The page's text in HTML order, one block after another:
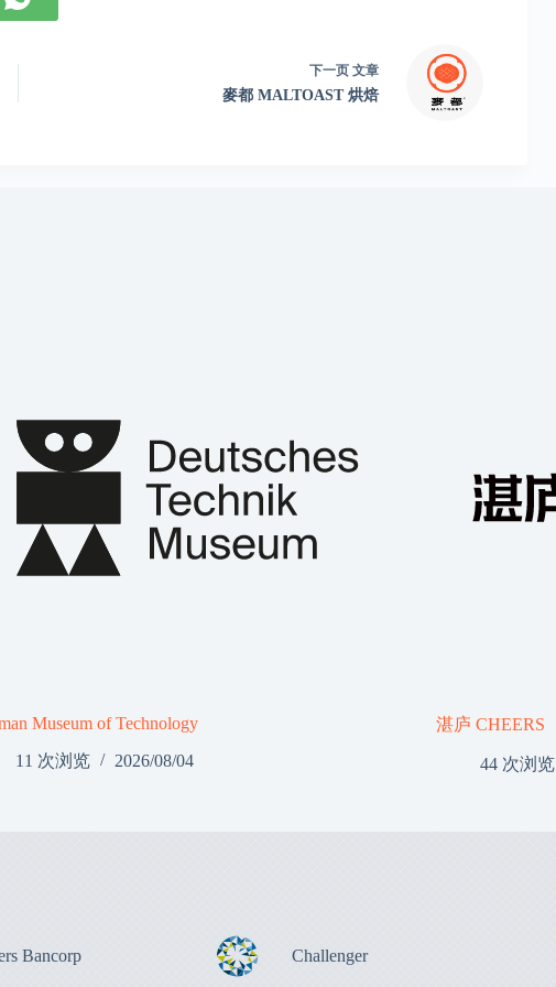
下一页文章
麥都 MALTOAST 烘焙
Museum of Technology
11 次浏览
2026/08/04
湛庐 CHEERS
44 次浏览
Bancorp Challenger